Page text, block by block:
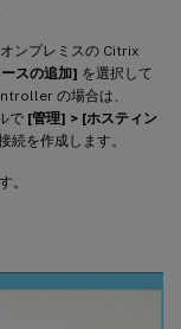
ンプレミスの Citrix
スの追加] を選択して
の場合は、
で [管理] > [ホスティン
続を作成します。
。